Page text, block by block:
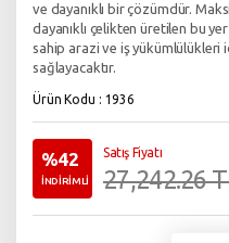
ve dayanıklı bir çözümdür.
dayanıklı çelikten üretilen bu
sahip arazi ve iş yükümlülükleri
sağlayacaktır.
Ürün Kodu : 1936
%42
İNDİRİMLİ
Satış Fiyatı
27,242.26